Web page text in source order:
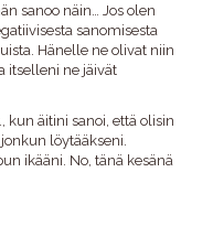
sanoo näin… Jos olen
sanomisesta
Hänelle ne olivat niin
itselleni ne jäivät
kun äitini sanoi, että olisin
löytääkseni.
ikääni. No, tänä kesänä